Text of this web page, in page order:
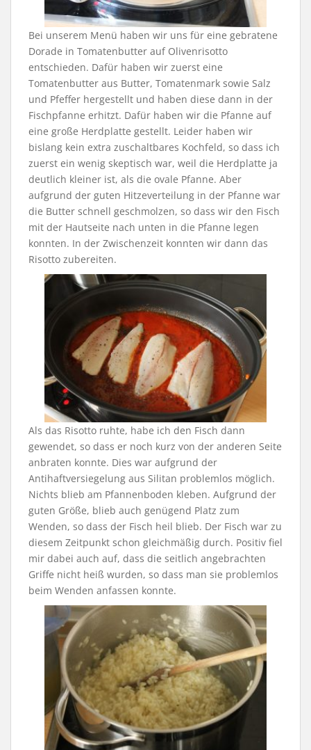
Bei unserem Menü haben wir uns für eine gebratene
Dorade in Tomatenbutter auf Olivenrisotto
entschieden. Dafür haben wir zuerst eine
Tomatenbutter aus Butter, Tomatenmark sowie Salz
und Pfeffer hergestellt und haben diese dann in der
Fischpfanne erhitzt. Dafür haben wir die Pfanne auf
eine große Herdplatte gestellt. Leider haben wir
bislang kein extra zuschaltbares Kochfeld, so dass ich
zuerst ein wenig skeptisch war, weil die Herdplatte ja
deutlich kleiner ist, als die ovale Pfanne. Aber
aufgrund der guten Hitzeverteilung in der Pfanne war
die Butter schnell geschmolzen, so dass wir den Fisch
mit der Hautseite nach unten in die Pfanne legen
konnten. In der Zwischenzeit konnten wir dann das
Risotto zubereiten.
Als das Risotto ruhte, habe ich den Fisch dann
gewendet, so dass er noch kurz von der anderen Seite
anbraten konnte. Dies war aufgrund der
Antihaftversiegelung aus Silitan problemlos möglich.
Nichts blieb am Pfannenboden kleben. Aufgrund der
guten Größe, blieb auch genügend Platz zum
Wenden, so dass der Fisch heil blieb. Der Fisch war zu
diesem Zeitpunkt schon gleichmäßig durch. Positiv fiel
mir dabei auch auf, dass die seitlich angebrachten
Griffe nicht heiß wurden, so dass man sie problemlos
beim Wenden anfassen konnte.